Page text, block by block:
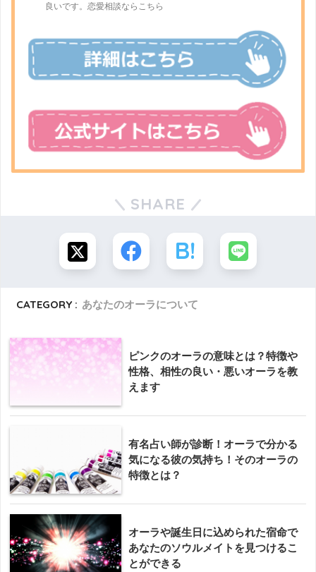
良いです。恋愛相談ならこちら
SHARE
CATEGORY : あなたのオーラについて
ピンクのオーラの意味とは？特徴や
性格、相性の良い・悪いオーラを教
えます
有名占い師が診断！オーラで分かる
気になる彼の気持ち！そのオーラの
特徴とは？
オーラや誕生日に込められた宿命で
あなたのソウルメイトを見つけるこ
とができる